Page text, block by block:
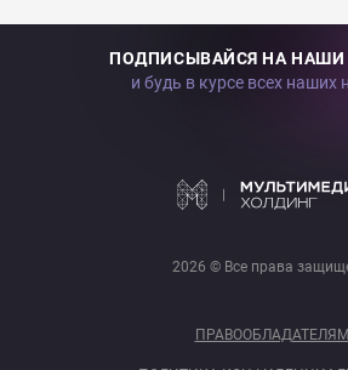
ПОДПИСЫВАЙСЯ НА НАШИ
и будь в курсе всех наших
2026 © Все права
ПРАВООБЛАДАТЕЛЯМ